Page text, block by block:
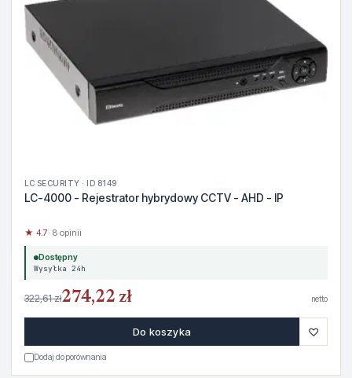
LC SECURITY · ID 8149
LC-4000 - Rejestrator hybrydowy CCTV - AHD - IP
★ 4.7· 8 opinii
Dostępny
Wysyłka 24h
322,61 zł274,22 zł netto
Do koszyka ♡
Dodaj do porównania